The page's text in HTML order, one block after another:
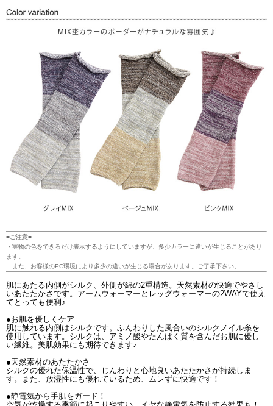
■ご注意■
・実物の色をできるだけ表示するようにしていますが、多少カラーに違いが生じることがあり
ます。
また、お客様のPC環境により多少の違いが生じる場合があります。ご了承下さい。
肌にあたる内側がシルク、外側が綿の2重構造。天然素材の快適でやさし
いあたたかさです。アームウォーマーとレッグウォーマーの2WAYで使え
てとっても便利♪
●お肌を優しくケア
肌に触れる内側はシルクです。ふんわりした風合いのシルクノイル糸を
使用しています。シルクは、アミノ酸やたんぱく質を含んだお肌に優し
い繊維。美肌効果にも期待できます♪
●天然素材のあたたかさ
シルクの優れた保温性で、じんわりと心地良いあたたかさが持続しま
す。また、放湿性にも優れているため、ムレずに快適です！
●静電気から手肌をガード！